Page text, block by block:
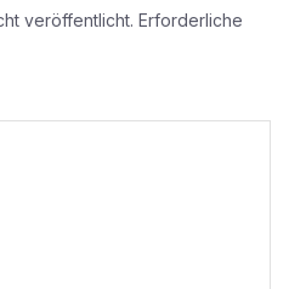
veröffentlicht. Erforderliche